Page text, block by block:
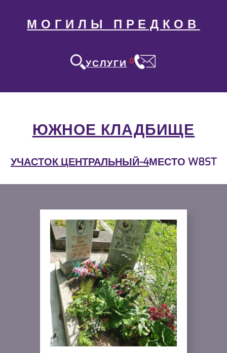
МОГИЛЫ ПРЕДКОВ
УСЛУГИ 0
ЮЖНОЕ КЛАДБИЩЕ
УЧАСТОК ЦЕНТРАЛЬНЫЙ-4МЕСТО W8ST